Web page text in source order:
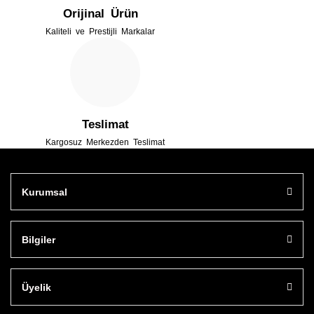
Orijinal Ürün
Kaliteli ve Prestijli Markalar
Teslimat
Kargosuz Merkezden Teslimat
Kurumsal
Bilgiler
Üyelik